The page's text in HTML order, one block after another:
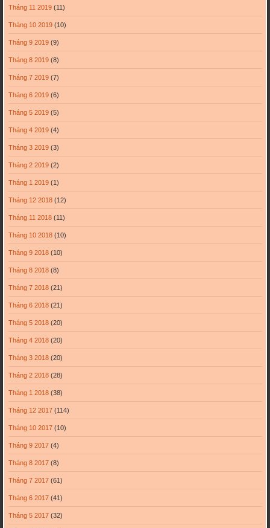
Tháng 11 2019(11)
Tháng 10 2019(10)
Tháng 9 2019(9)
Tháng 8 2019(8)
Tháng 7 2019(7)
Tháng 6 2019(6)
Tháng 5 2019(5)
Tháng 4 2019(4)
Tháng 3 2019(3)
Tháng 2 2019(2)
Tháng 1 2019(1)
Tháng 12 2018(12)
Tháng 11 2018(11)
Tháng 10 2018(10)
Tháng 9 2018(10)
Tháng 8 2018(8)
Tháng 7 2018(21)
Tháng 6 2018(21)
Tháng 5 2018(20)
Tháng 4 2018(20)
Tháng 3 2018(20)
Tháng 2 2018(28)
Tháng 1 2018(38)
Tháng 12 2017(114)
Tháng 10 2017(10)
Tháng 9 2017(4)
Tháng 8 2017(8)
Tháng 7 2017(61)
Tháng 6 2017(41)
Tháng 5 2017(32)